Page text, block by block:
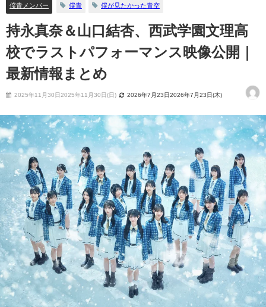
僕青メンバー 僕青 僕が見たかった青空
持永真奈＆山口結杏、西武学園文理高
校でラストパフォーマンス映像公開｜
最新情報まとめ
2025年11月30日2025年11月30日(日) 2026年7月23日2026年7月23日(木)